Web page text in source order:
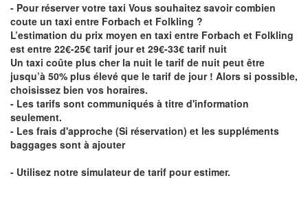
- Pour réserver votre taxi Vous souhaitez savoircombien
coute un taxi entre Forbach et Folkling ?
L’estimation du prix moyen en taxi entre Forbach et Folkling
est entre 22€-25€ tarif jour et 29€-33€ tarif nuit
Un taxi coûte plus cher la nuit le tarif de nuit peut être
jusqu’à 50% plus élevé que le tarif de jour ! Alors si possible,
choisissez bien vos horaires.
- Les tarifs sont communiqués à titre d'information
seulement.
- Les frais d'approche (Si réservation) et les suppléments
baggages sont à ajouter
- Utilisez notre simulateur de tarif pour estimer.